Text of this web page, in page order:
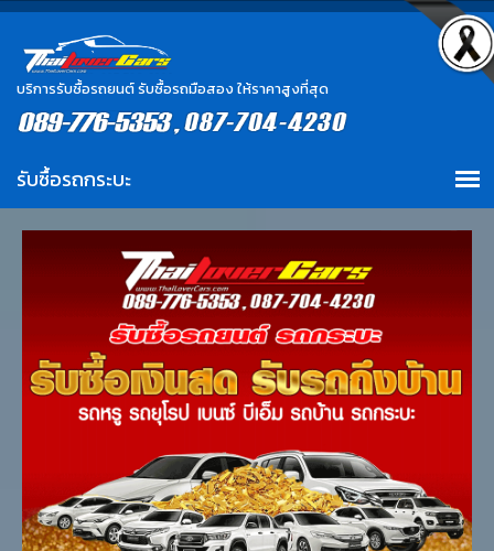
บริการรับซื้อรถยนต์ รับซื้อรถมือสอง ให้ราคาสูงที่สุด